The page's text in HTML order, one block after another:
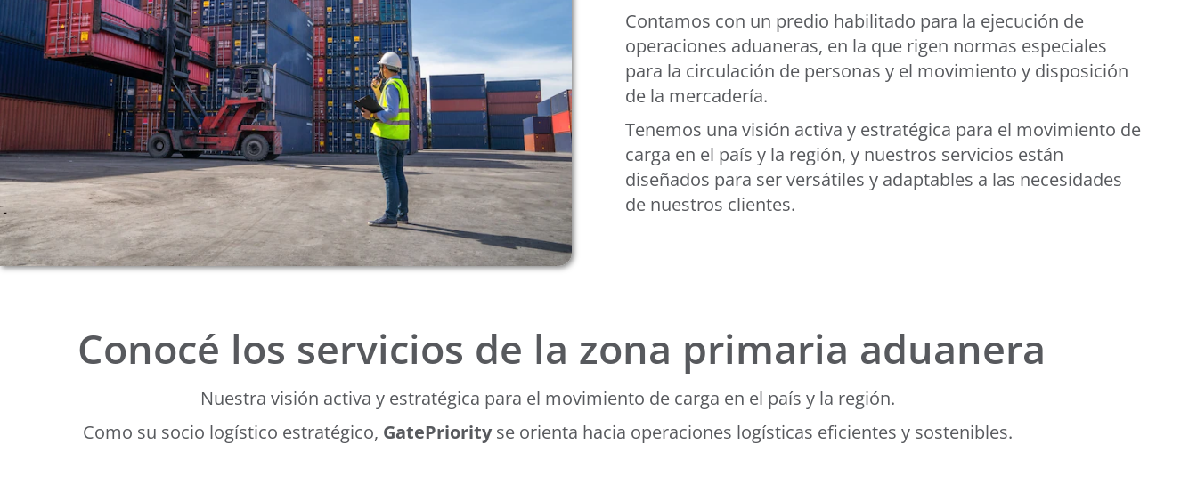
Contamos con un predio habilitado para la ejecución de
operaciones aduaneras, en la que rigen normas especiales
para la circulación de personas y el movimiento y disposición
de la mercadería.
Tenemos una visión activa y estratégica para el movimiento de
carga en el país y la región, y nuestros servicios están
diseñados para ser versátiles y adaptables a las necesidades
de nuestros clientes.
Conocé los servicios de la zona primaria aduanera
Nuestra visión activa y estratégica para el movimiento de carga en el país y la región.
Como su socio logístico estratégico, GatePriorityse orienta hacia operaciones logísticas eficientes y sostenibles.